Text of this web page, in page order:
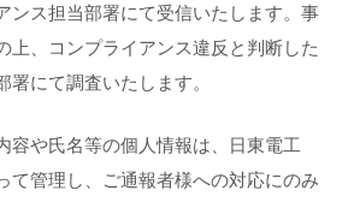
ンス担当部署にて受信いたします。事
上、コンプライアンス違反と判断した
にて調査いたします。
容や氏名等の個人情報は、日東電工
て管理し、ご通報者様への対応にのみ